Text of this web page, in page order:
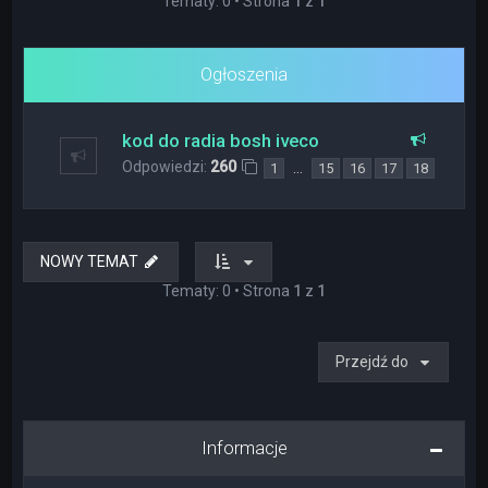
Ogłoszenia
kod do radia bosh iveco
Odpowiedzi: 260 1 … 15 16 17 18
NOWY TEMAT
Tematy: 0 • Strona 1 z 1
Przejdź do
Informacje